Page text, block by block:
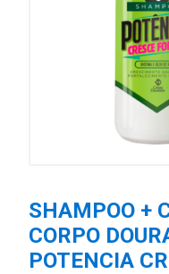
SHAMPOO +
CORPO
POTENCIA